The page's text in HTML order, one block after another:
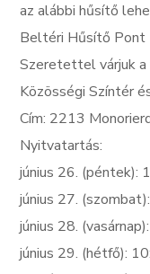
az alábbi hűsítő
Beltéri Hűsítő Pont
Szeretettel várjuk a
Közösségi Színtér
Cím: 2213
Nyitvatartás:
június 26. (péntek):
június 27.
június 28.
június 29. (hétfő):